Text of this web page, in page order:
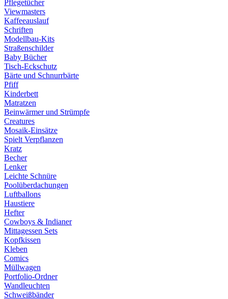
Pflegetücher
Viewmasters
Kaffeeauslauf
Schriften
Modellbau-Kits
Straßenschilder
Baby Bücher
Tisch-Eckschutz
Bärte und Schnurrbärte
Pfiff
Kinderbett
Matratzen
Beinwärmer und Strümpfe
Creatures
Mosaik-Einsätze
Spielt Verpflanzen
Kratz
Becher
Lenker
Leichte Schnüre
Poolüberdachungen
Luftballons
Haustiere
Hefter
Cowboys & Indianer
Mittagessen Sets
Kopfkissen
Kleben
Comics
Müllwagen
Portfolio-Ordner
Wandleuchten
Schweißbänder